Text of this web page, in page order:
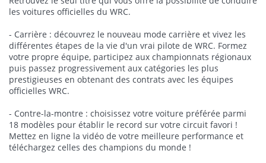
les voitures officielles du WRC.
- Carrière : découvrez le nouveau mode carrière et vivez les
différentes étapes de la vie d'un vrai pilote de WRC. Formez
votre propre équipe, participez aux championnats régionaux
puis passez progressivement aux catégories les plus
prestigieuses en obtenant des contrats avec les équipes
officielles WRC.
- Contre-la-montre : choisissez votre voiture préférée parmi
18 modèles pour établir le record sur votre circuit favori !
Mettez en ligne la vidéo de votre meilleure performance et
téléchargez celles des champions du monde !